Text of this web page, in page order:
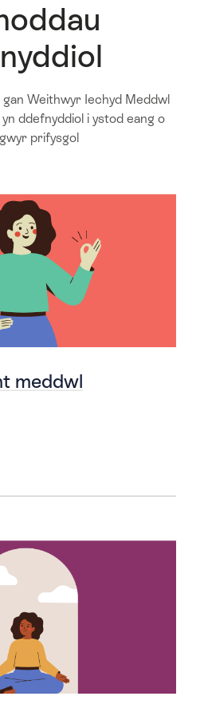
Weithwyr Iechyd Meddwl
ddefnyddiol i ystod eang o
prifysgol
meddwl